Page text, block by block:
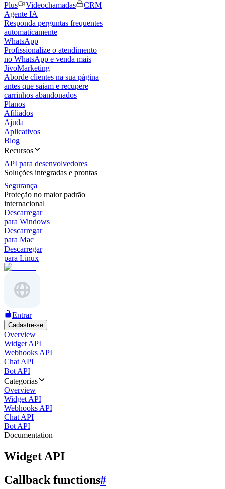
Plus
Videochamadas
CRM
Agente IA
Responda perguntas frequentes
automaticamente
WhatsApp
Profissionalize o atendimento
no WhatsApp e venda mais
JivoMarketing
Aborde clientes na sua página
antes que saiam e recupere
carrinhos abandonados
Planos
Afiliados
Ajuda
Aplicativos
Blog
Recursos
API para desenvolvedores
Soluções integradas e prontas
Segurança
Proteção no maior padrão
internacional
Descarregar
para Windows
Descarregar
para Mac
Descarregar
para Linux
Entrar
Cadastre-se
Overview
Widget API
Webhooks API
Chat API
Bot API
Categorias
Overview
Widget API
Webhooks API
Chat API
Bot API
Documentation
Widget API
Callback functions#